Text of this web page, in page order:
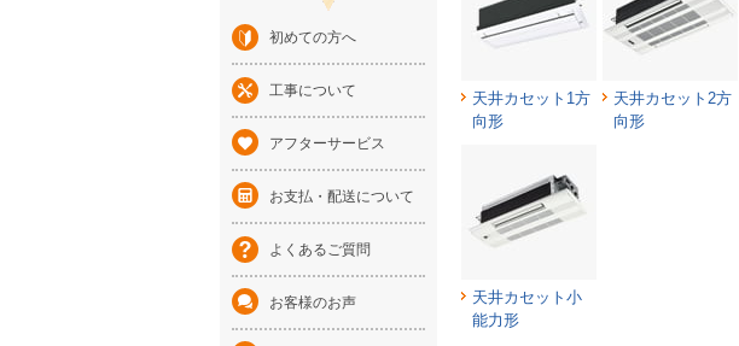
天井カセット1方
向形
天井カセット2方
向形
天井カセット小
能力形
初めての方へ
工事について
アフターサービス
お支払・配送について
よくあるご質問
お客様のお声